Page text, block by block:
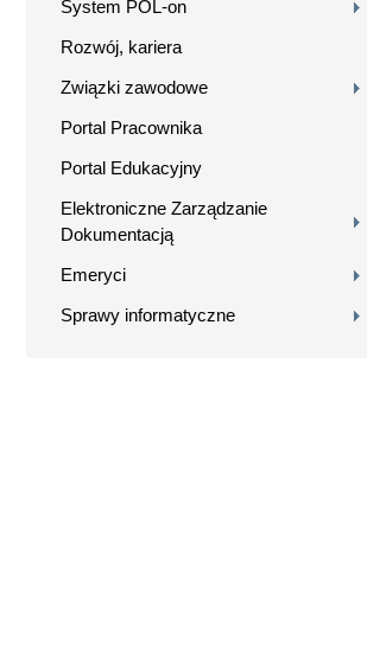
System POL-on
Rozwój, kariera
Związki zawodowe
Portal Pracownika
Portal Edukacyjny
Elektroniczne Zarządzanie
Dokumentacją
Emeryci
Sprawy informatyczne